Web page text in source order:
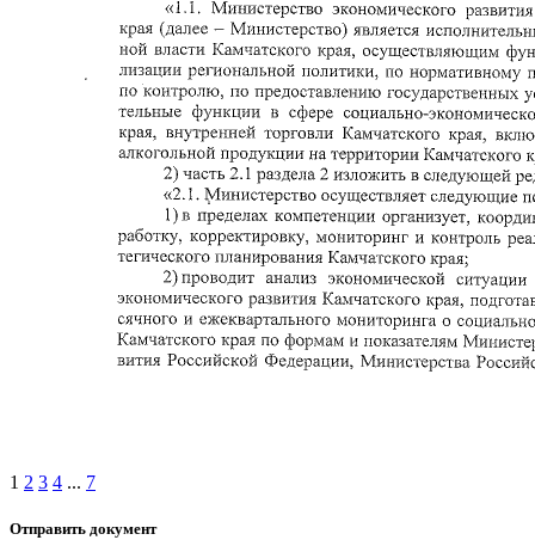
1 2 3 4 ... 7
Отправить документ